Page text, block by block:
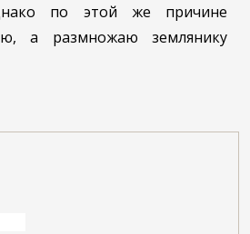
по этой же причине
а размножаю землянику